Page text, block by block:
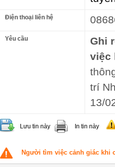
Điện thoại liên hệ
Yêu cầu
Ghi
việc
trí
13/
Lưu tin này In tin này
Người tìm việc cảnh giác khi